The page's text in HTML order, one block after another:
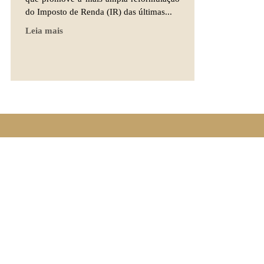
do Imposto de Renda (IR) das últimas...
Leia mais